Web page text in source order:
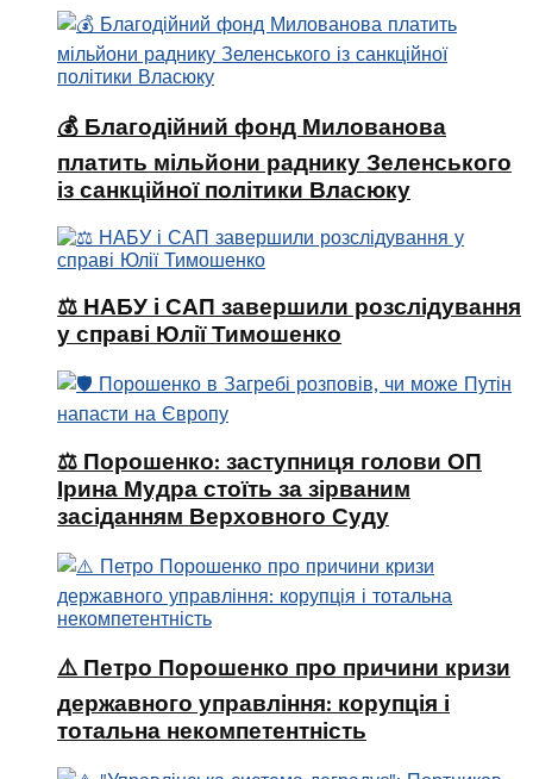
💰 Благодійний фонд Милованова
платить мільйони раднику Зеленського
із санкційної політики Власюку
⚖️ НАБУ і САП завершили розслідування
у справі Юлії Тимошенко
⚖️ Порошенко: заступниця голови ОП
Ірина Мудра стоїть за зірваним
засіданням Верховного Суду
⚠️ Петро Порошенко про причини кризи
державного управління: корупція і
тотальна некомпетентність